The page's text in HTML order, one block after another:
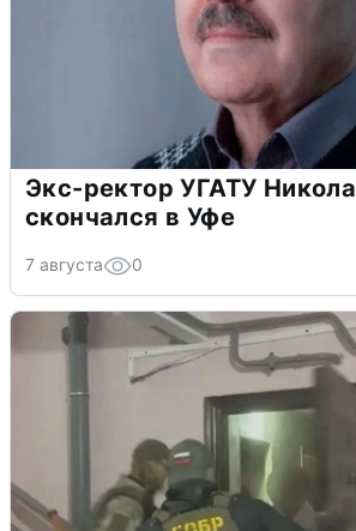
Экс-ректор УГАТУ
скончался в Уфе
7 августа 0